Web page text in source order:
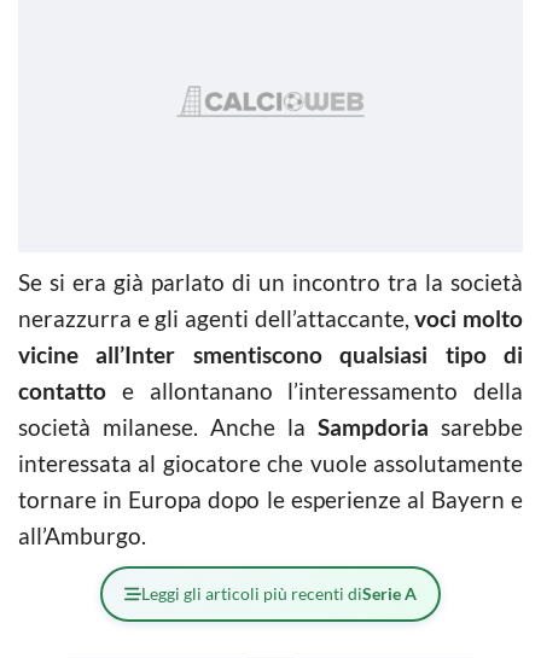
Se si era già parlato di un incontro tra la società
nerazzurra e gli agenti dell’attaccante,voci molto
vicine all’Inter smentiscono qualsiasi tipo di
contatto e allontanano l’interessamento della
società milanese. Anche la Sampdoria sarebbe
interessata al giocatore che vuole assolutamente
tornare in Europa dopo le esperienze al Bayern e
all’Amburgo.
Leggi gli articoli più recenti diSerie A